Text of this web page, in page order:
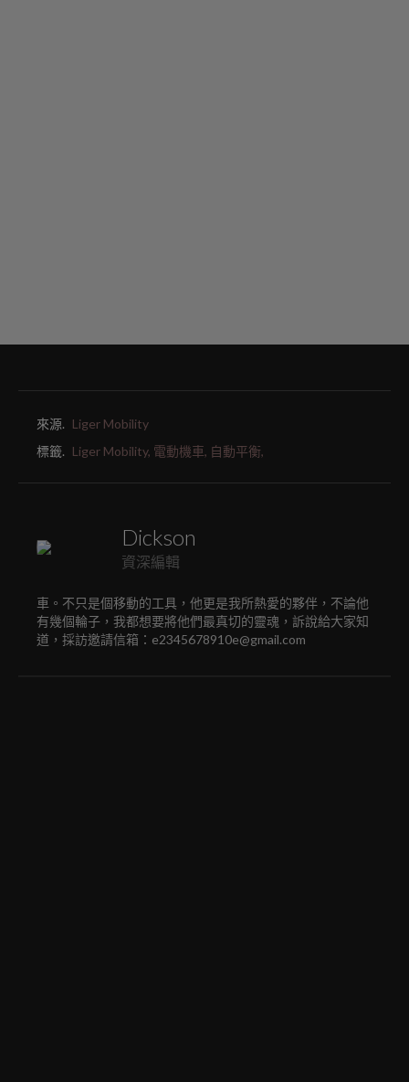
來源. Liger Mobility
標籤. Liger Mobility, 電動機車, 自動平衡,
Dickson
資深編輯
車。不只是個移動的工具，他更是我所熱愛的夥伴，不論他
有幾個輪子，我都想要將他們最真切的靈魂，訴說給大家知
道，採訪邀請信箱：e2345678910e@gmail.com